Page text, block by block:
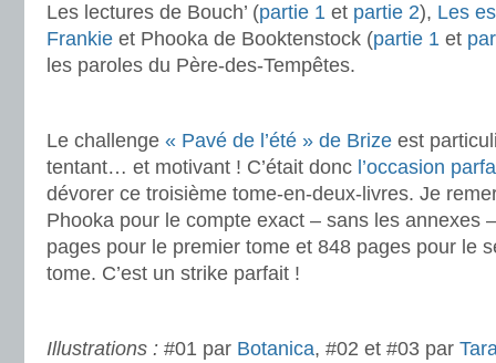
Les lectures de Bouch’ (partie 1 et partie 2), Les
Frankie et Phooka de Booktenstock (partie 1 et
les paroles du Père-des-Tempêtes.
Le challenge « Pavé de l’été » de Brize est
tentant… et motivant ! C’était donc l’occasion
dévorer ce troisième tome-en-deux-livres. Je
Phooka pour le compte exact – sans les annexes
pages pour le premier tome et 848 pages pour le
tome. C’est un strike parfait !
Illustrations : #01 par Botanica, #02 et #03 par